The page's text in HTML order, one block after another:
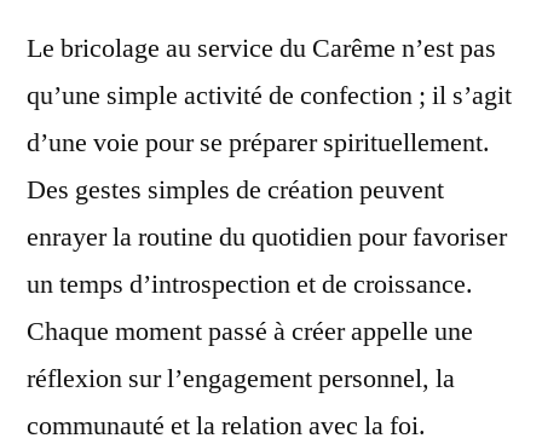
Le bricolage au service du Carême n’est pas
qu’une simple activité de confection ; il s’agit
d’une voie pour se préparer spirituellement.
Des gestes simples de création peuvent
enrayer la routine du quotidien pour favoriser
un temps d’introspection et de croissance.
Chaque moment passé à créer appelle une
réflexion sur l’engagement personnel, la
communauté et la relation avec la foi.